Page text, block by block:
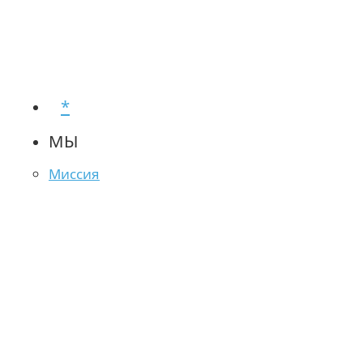
*
МЫ
Миссия